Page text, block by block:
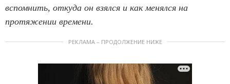
вспомнить, откуда он взялся и как менялся на
протяжении времени.
РЕКЛАМА – ПРОДОЛЖЕНИЕ НИЖЕ